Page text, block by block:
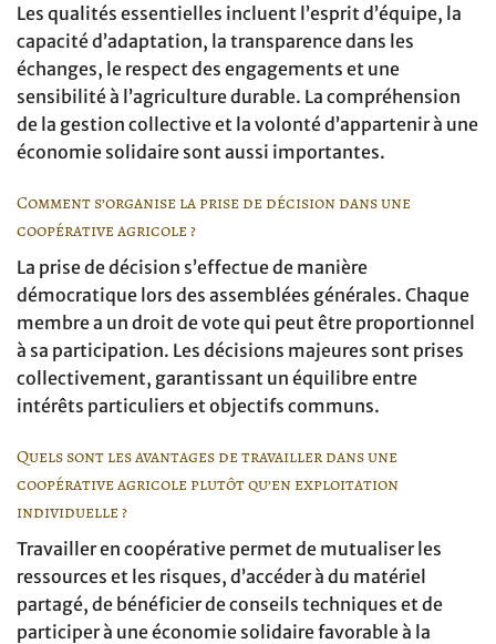
Les qualités essentielles incluent l’esprit d’équipe, la
capacité d’adaptation, la transparence dans les
échanges, le respect des engagements et une
sensibilité à l’agriculture durable. La compréhension
de la gestion collective et la volonté d’appartenir à une
économie solidaire sont aussi importantes.
Comment s’organise la prise de décision dans une
coopérative agricole ?
La prise de décision s’effectue de manière
démocratique lors des assemblées générales. Chaque
membre a un droit de vote qui peut être proportionnel
à sa participation. Les décisions majeures sont prises
collectivement, garantissant un équilibre entre
intérêts particuliers et objectifs communs.
Quels sont les avantages de travailler dans une
coopérative agricole plutôt qu’en exploitation
individuelle ?
Travailler en coopérative permet de mutualiser les
ressources et les risques, d’accéder à du matériel
partagé, de bénéficier de conseils techniques et de
participer à une économie solidaire favorable à la